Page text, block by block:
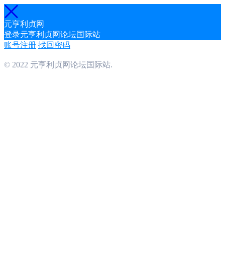
元亨利贞网
登录元亨利贞网论坛国际站
账号注册 找回密码
© 2022 元亨利贞网论坛国际站.